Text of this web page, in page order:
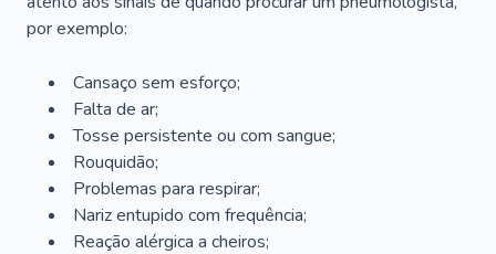
por exemplo:
Cansaço sem esforço;
Falta de ar;
Tosse persistente ou com sangue;
Rouquidão;
Problemas para respirar;
Nariz entupido com frequência;
Reação alérgica a cheiros;